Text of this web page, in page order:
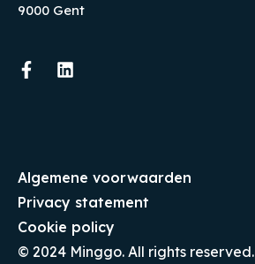
9000 Gent
Algemene voorwaarden
Privacy statement
Cookie policy
© 2024 Minggo. All rights reserved.